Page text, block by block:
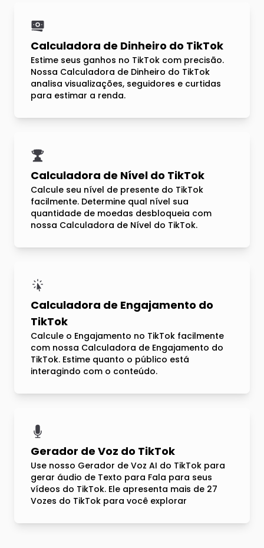
Calculadora de Dinheiro do TikTok
Estime seus ganhos no TikTok com precisão.
Nossa Calculadora de Dinheiro do TikTok
analisa visualizações, seguidores e curtidas
para estimar a renda.
Calculadora de Nível do TikTok
Calcule seu nível de presente do TikTok
facilmente. Determine qual nível sua
quantidade de moedas desbloqueia com
nossa Calculadora de Nível do TikTok.
Calculadora de Engajamento do
TikTok
Calcule o Engajamento no TikTok facilmente
com nossa Calculadora de Engajamento do
TikTok. Estime quanto o público está
interagindo com o conteúdo.
Gerador de Voz do TikTok
Use nosso Gerador de Voz AI do TikTok para
gerar áudio de Texto para Fala para seus
vídeos do TikTok. Ele apresenta mais de 27
Vozes do TikTok para você explorar